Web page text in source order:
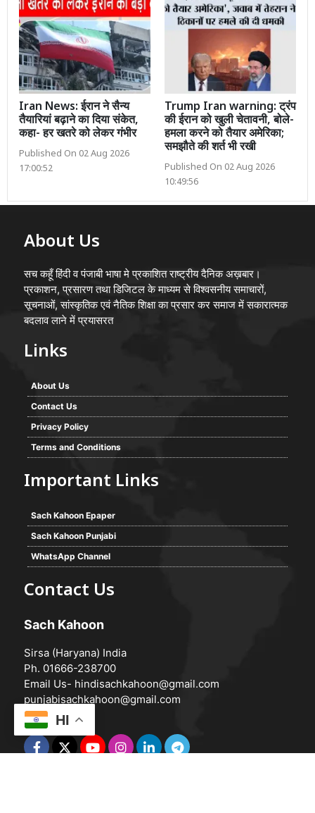
Iran News: ईरान ने सैन्य
तैयारियां बढ़ाने का दिया संकेत,
कहा- हर खतरे को लेकर गंभीर
Published On 02 Aug 2026
17:00:52
Trump Iran warning: ट्रंप
की ईरान को खुली चेतावनी, बोले-
हमला करने को तैयार अमेरिका;
समझौते की शर्त भी रखी
Published On 02 Aug 2026
10:49:56
About Us
सच कहूँ हिंदी व पंजाबी भाषा मे प्रकाशित राष्ट्रीय दैनिक अख़बार।
प्रकाशन, प्रसारण तथा डिजिटल के माध्यम से विश्वसनीय समाचारों,
सूचनाओं, सांस्कृतिक एवं नैतिक शिक्षा का प्रसार कर समाज में सकारात्मक
बदलाव लाने में प्रयासरत
Links
About Us
Contact Us
Privacy Policy
Terms and Conditions
Important Links
Sach Kahoon Epaper
Sach Kahoon Punjabi
WhatsApp Channel
Contact Us
Sach Kahoon
Sirsa (Haryana) India
Ph. 01666-238700
Email Us- hindisachkahoon@gmail.com
punjabisachkahoon@gmail.com
HI